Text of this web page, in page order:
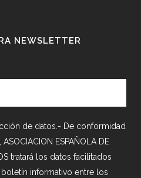
NEWSLETTER
de datos.- De conformidad
ESPAÑOLA DE
tratará los datos facilitados
informativo entre los